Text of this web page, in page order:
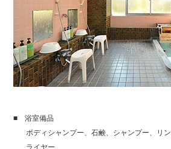
■ 浴室備品
ボディシャンプー、石鹸、シャンプー、リ